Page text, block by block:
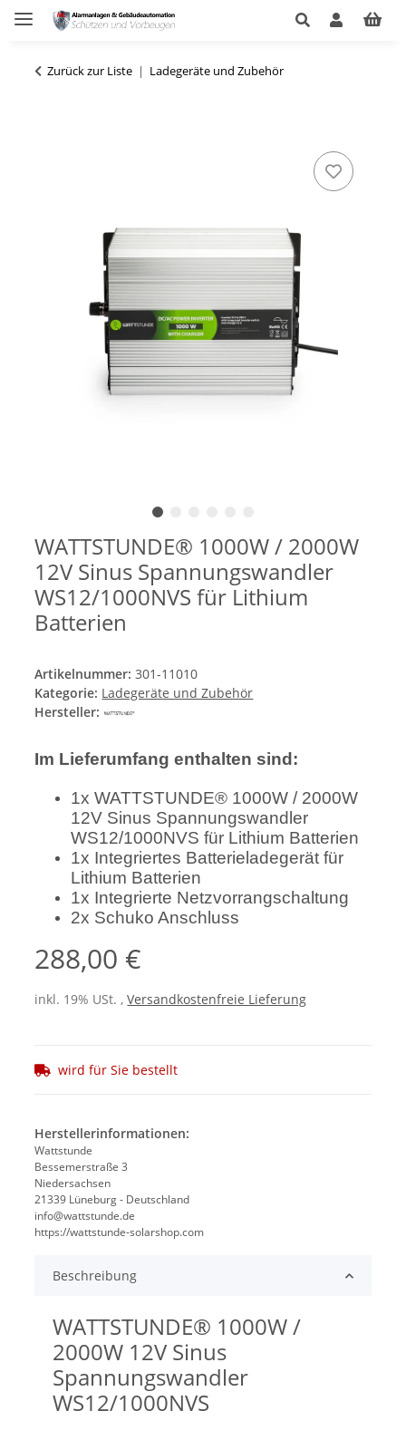
Zurück zur Liste Ladegeräte und Zubehör
WATTSTUNDE® 1000W / 2000W
12V Sinus Spannungswandler
WS12/1000NVS für Lithium
Batterien
Artikelnummer:301-11010
Kategorie: Ladegeräte und Zubehör
Hersteller:
Im Lieferumfang enthalten sind:
1x WATTSTUNDE® 1000W / 2000W
12V Sinus Spannungswandler
WS12/1000NVS für Lithium Batterien
1x Integriertes Batterieladegerät für
Lithium Batterien
1x Integrierte Netzvorrangschaltung
2x Schuko Anschluss
288,00 €
inkl. 19% USt. ,Versandkostenfreie Lieferung
wird für Sie bestellt
Herstellerinformationen:
Wattstunde
Bessemerstraße 3
Niedersachsen
21339 Lüneburg - Deutschland
info@wattstunde.de
https://wattstunde-solarshop.com
Beschreibung
WATTSTUNDE® 1000W /
2000W 12V Sinus
Spannungswandler
WS12/1000NVS